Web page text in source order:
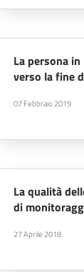
La persona
verso la fine
07 Febbraio 2019
La qualità
di
27 Aprile 2018